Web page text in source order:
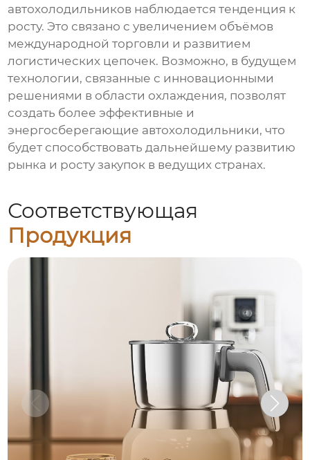
автохолодильников наблюдается тенденция к
росту. Это связано с увеличением объёмов
международной торговли и развитием
логистических цепочек. Возможно, в будущем
технологии, связанные с инновационными
решениями в области охлаждения, позволят
создать более эффективные и
энергосберегающие автохолодильники, что
будет способствовать дальнейшему развитию
рынка и росту закупок в ведущих странах.
Соответствующая
Продукция